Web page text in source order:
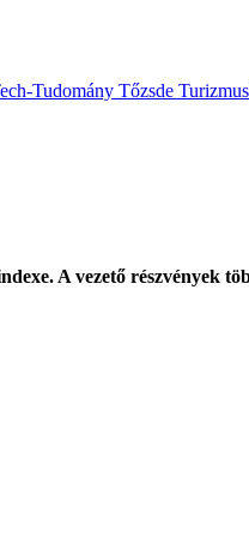
Tudomány Tőzsde Turizmus
A vezető részvények